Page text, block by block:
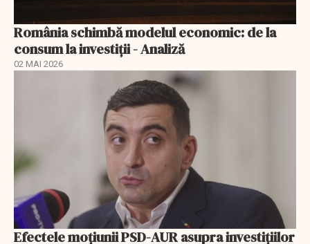
România schimbă modelul economic: de la
consum la investiții - Analiză
02 MAI 2026
Efectele moțiunii PSD-AUR asupra investițiilor